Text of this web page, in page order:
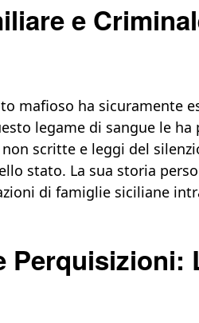
e
mafioso ha sicuramente
legame di sangue le
scritte e leggi del
stato. La sua storia
di famiglie siciliane
Perquisizioni: